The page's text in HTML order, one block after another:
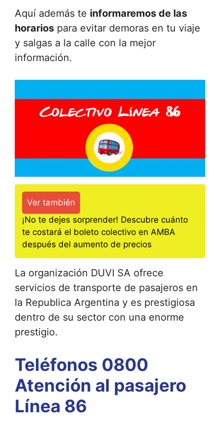
Aquí además te informaremos de las
horarios para evitar demoras en tu viaje
y salgas a la calle con la mejor
información.
Ver también
¡No te dejes sorprender! Descubre cuánto
te costará el boleto colectivo en AMBA
después del aumento de precios
La organización DUVI SA ofrece
servicios de transporte de pasajeros en
la Republica Argentina y es prestigiosa
dentro de su sector con una enorme
prestigio.
Teléfonos 0800
Atención al pasajero
Línea 86